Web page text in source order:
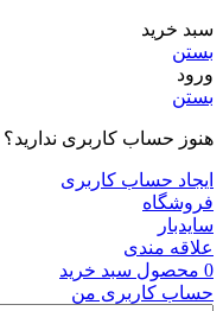
سبد خرید
بستن
ورود
بستن
هنوز حساب کاربری ندارید؟
ایجاد حساب کاربری
فروشگاه
سایدبار
علاقه مندی
0 محصول سبد خرید
حساب کاربری من